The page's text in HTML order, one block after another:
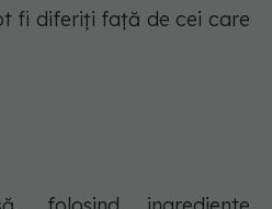
fi diferiți față de cei care